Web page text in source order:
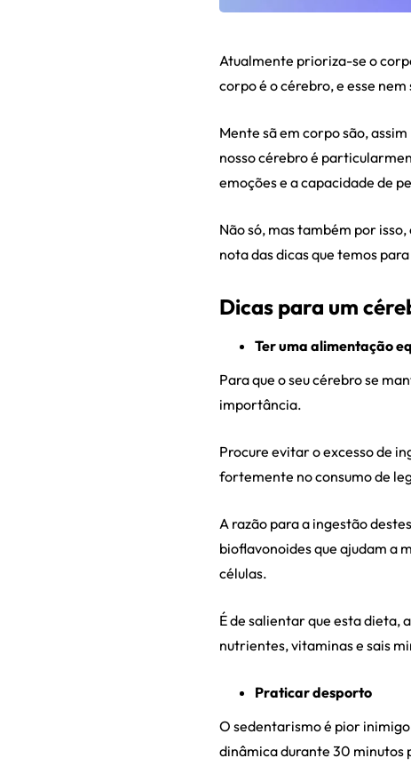
Atualmente prioriza-se o
corpo é o cérebro, e esse
Mente sã em corpo são,
nosso cérebro é
emoções e a capacidade de
Não só, mas também por
nota das dicas que temos para
Dicas para um
Ter uma alimentação
Para que o seu cérebro se
importância.
Procure evitar o excesso de
fortemente no consumo de
A razão para a ingestão
bioflavonoides que ajudam a
células.
É de salientar que esta dieta,
nutrientes, vitaminas e sais
Praticar desporto
O sedentarismo é pior
dinâmica durante 30 minutos